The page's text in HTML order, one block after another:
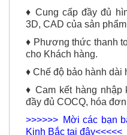
♦ Cung cấp đầy đủ
3D, CAD của sản
♦ Phương thức thanh
cho Khách hàng.
♦ Chế độ bảo hành dài
♦ Cam kết hàng nhập
đầy đủ COCQ, hóa đơn
>>>>>> Mời các bạn
Kinh Bắc tại đây<<<<<